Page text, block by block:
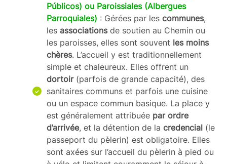
Públicos) ou Paroissiales (Albergues
Parroquiales) : Gérées par les communes,
les associationsde soutien au Chemin ou
les paroisses, elles sont souvent les moins
chères. L’accueil y est traditionnellement
simple et chaleureux. Elles offrent un
dortoir(parfois de grande capacité), des
sanitaires communs et parfois une cuisine
ou un espace commun basique. La place y
est généralement attribuée par ordre
d’arrivée, et la détention de la credencial (le
passeport du pèlerin) est obligatoire. Elles
sont axées sur l’accueil du pèlerin à pied ou